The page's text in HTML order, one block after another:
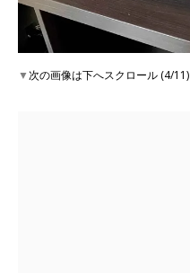
▼次の画像は下へスクロール (4/11)